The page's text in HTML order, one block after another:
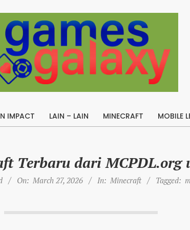
Primary
IMPACT LAIN – LAIN MINECRAFT MOBILE
Terbaru dari MCPDL.org
On: March 27, 2026 In: Minecraft Tagged: